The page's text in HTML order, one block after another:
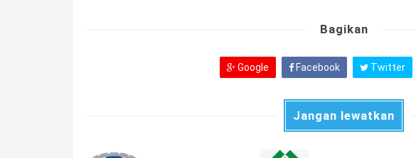
Bagikan
Google Facebook Twitter
Jangan lewatkan